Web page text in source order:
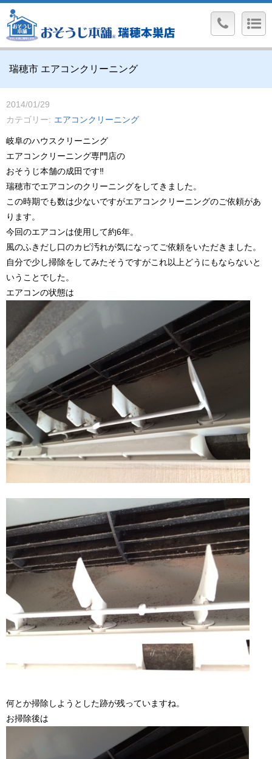
瑞穂市 エアコンクリーニング
2014/01/29
カテゴリー
エアコンクリーニング
岐阜のハウスクリーニング
エアコンクリーニング専門店の
おそうじ本舗の成田です‼︎
瑞穂市でエアコンのクリーニングをしてきました。
この時期でも数は少ないですがエアコンクリーニングのご依頼があ
ります。
今回のエアコンは使用して約6年。
風のふきだし口のカビ汚れが気になってご依頼をいただきました。
自分で少し掃除をしてみたそうですがこれ以上どうにもならないと
いうことでした。
エアコンの状態は
何とか掃除しようとした跡が残っていますね。
お掃除後は